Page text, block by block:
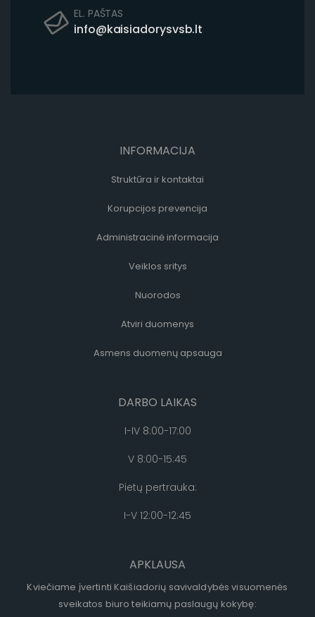
EL. PAŠTAS
info@kaisiadorysvsb.lt
INFORMACIJA
Struktūra ir kontaktai
Korupcijos prevencija
Administracinė informacija
Veiklos sritys
Nuorodos
Atviri duomenys
Asmens duomenų apsauga
DARBO LAIKAS
I-IV 8:00-17:00
V 8:00-15:45
Pietų pertrauka:
I-V 12:00-12:45
APKLAUSA
Kviečiame įvertinti Kaišiadorių savivaldybės visuomenės
sveikatos biuro teikiamų paslaugų kokybę: